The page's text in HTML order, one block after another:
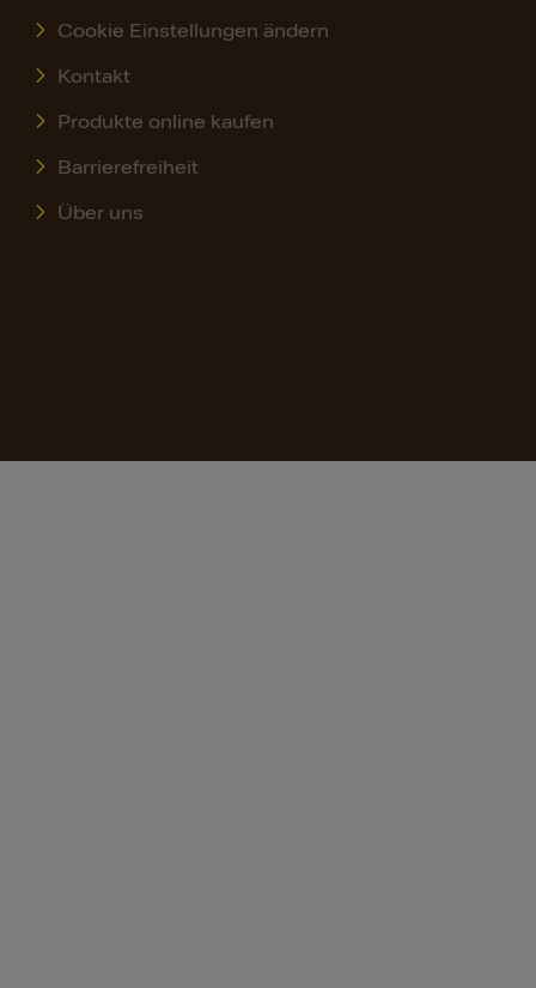
Cookie Einstellungen ändern
Kontakt
Produkte online kaufen
Barrierefreiheit
Über uns